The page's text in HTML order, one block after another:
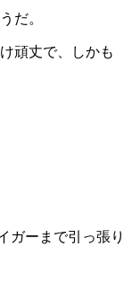
だ。
頑丈で、しかも
ガーまで引っ張り